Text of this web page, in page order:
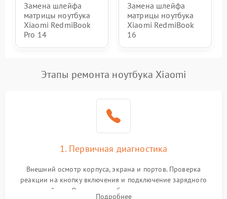
Замена шлейфа
матрицы ноутбука
Xiaomi RedmiBook
Pro 14
Замена шлейфа
матрицы ноутбука
Xiaomi RedmiBook
16
Этапы ремонта ноутбука Xiaomi
1. Первичная диагностика
Внешний осмотр корпуса, экрана и портов. Проверка
реакции на кнопку включения и подключение зарядного
устройства. Оценка потребления тока с помощью
Подробнее